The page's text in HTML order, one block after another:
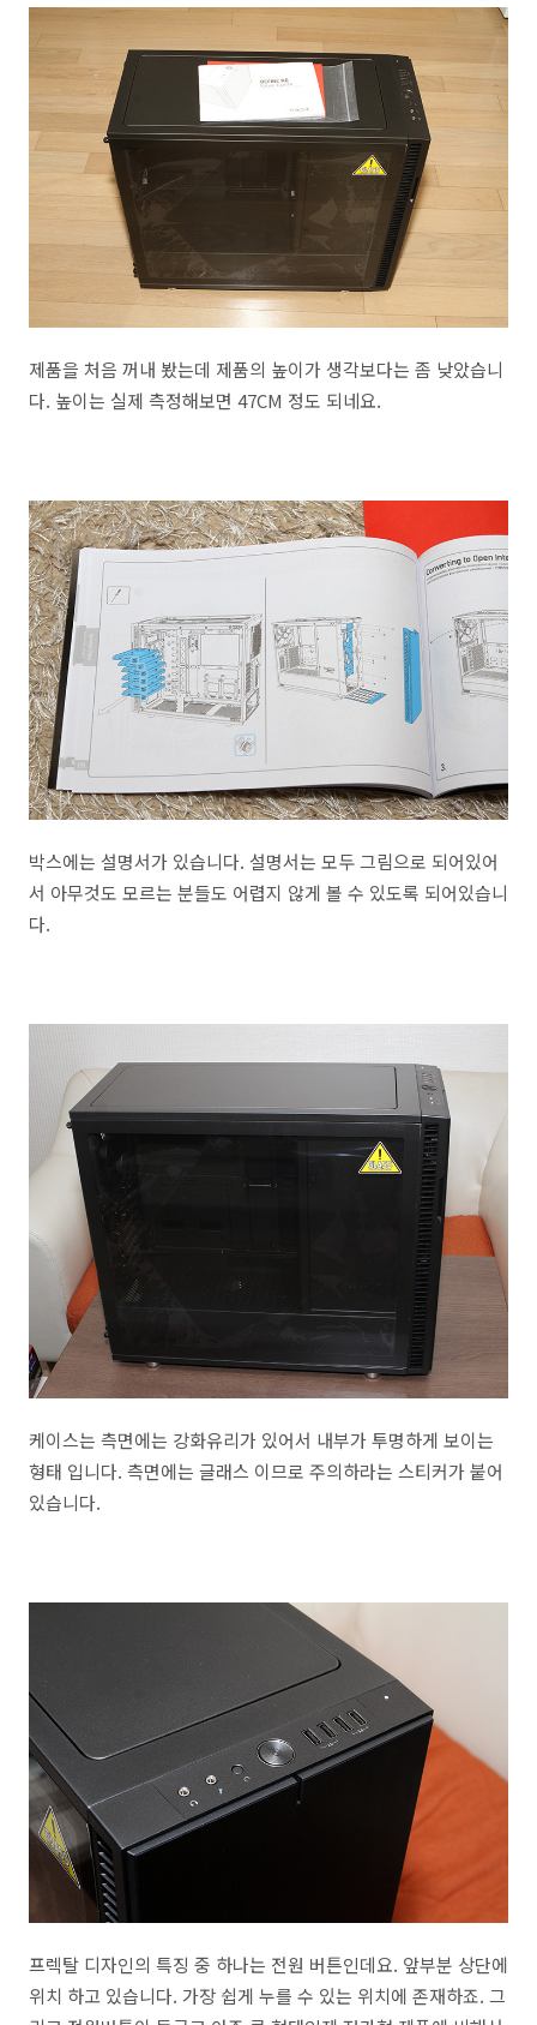
제품을 처음 꺼내 봤는데 제품의 높이가 생각보다는 좀 낮았습니
다. 높이는 실제 측정해보면 47CM 정도 되네요.
박스에는 설명서가 있습니다. 설명서는 모두 그림으로 되어있어
서 아무것도 모르는 분들도 어렵지 않게 볼 수 있도록 되어있습니
다.
케이스는 측면에는 강화유리가 있어서 내부가 투명하게 보이는
형태 입니다. 측면에는 글래스 이므로 주의하라는 스티커가 붙어
있습니다.
프렉탈 디자인의 특징 중 하나는 전원 버튼인데요. 앞부분 상단에
위치 하고 있습니다. 가장 쉽게 누를 수 있는 위치에 존재하죠. 그